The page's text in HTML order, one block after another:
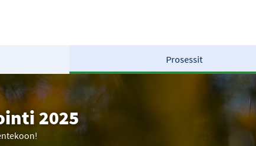
Prosessit
2025